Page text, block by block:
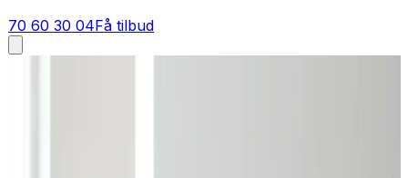
70 60 30 04Få tilbud